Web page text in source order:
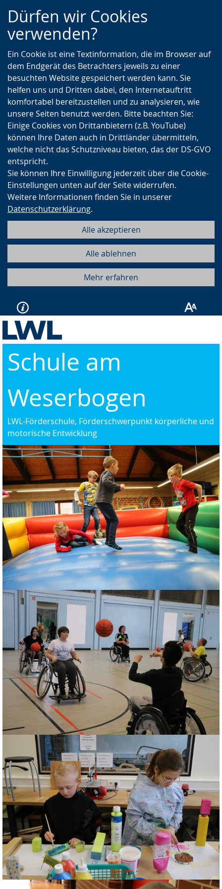
Zur
Hauptnavigation
Zur
Seitennavigation
Zum
Inhalt
Dürfen wir Cookies
verwenden?
Ein Cookie ist eine Textinformation, die im Browser auf
dem Endgerät des Betrachters jeweils zu einer
besuchten Website gespeichert werden kann. Sie
helfen uns und Dritten dabei, den Internetauftritt
komfortabel bereitzustellen und zu analysieren, wie
unsere Seiten benutzt werden. Bitte beachten Sie:
Einige Cookies von Drittanbietern (z.B. YouTube)
können Ihre Daten auch in Drittländer übermitteln,
welche nicht das Schutzniveau bieten, das der DS-GVO
entspricht.
Sie können Ihre Einwilligung jederzeit über die Cookie-
Einstellungen unten auf der Seite widerrufen.
Weitere Informationen finden Sie in unserer
Datenschutzerklärung.
Alle akzeptieren
Alle ablehnen
Mehr erfahren
Schule am
Weserbogen
LWL-Förderschule, Förderschwerpunkt körperliche und
motorische Entwicklung